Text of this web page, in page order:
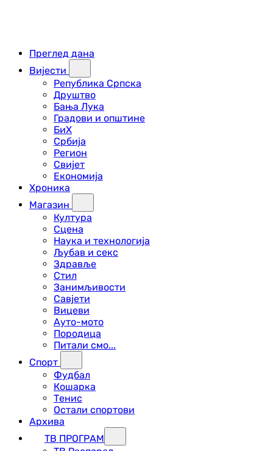
Преглед дана
Вијести
Република Српска
Друштво
Бања Лука
Градови и општине
БиХ
Србија
Регион
Свијет
Економија
Хроника
Магазин
Култура
Сцена
Наука и технологија
Љубав и секс
Здравље
Стил
Занимљивости
Савјети
Вицеви
Ауто-мото
Породица
Питали смо...
Спорт
Фудбал
Кошарка
Тенис
Остали спортови
Архива
ТВ ПРОГРАМ